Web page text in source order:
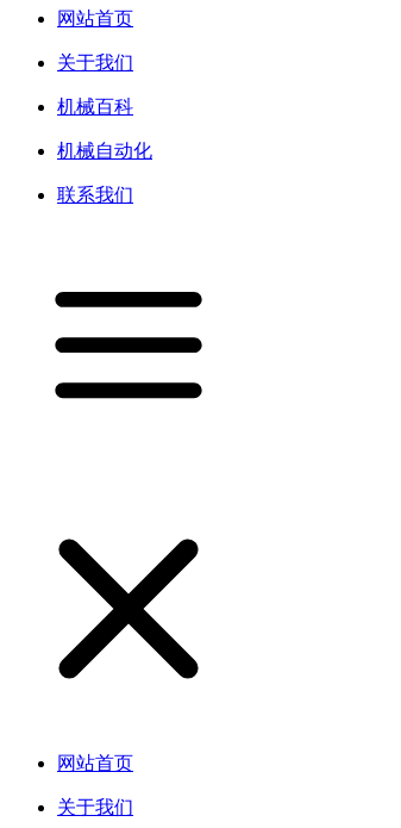
网站首页
关于我们
机械百科
机械自动化
联系我们
网站首页
关于我们